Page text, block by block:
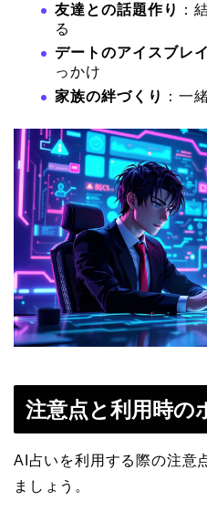
友達との話題作り
：
る
デートのアイスブレ
っかけ
家族の絆づくり
：一
注意点と利用時の
AI占いを利用する際の注意
ましょう。